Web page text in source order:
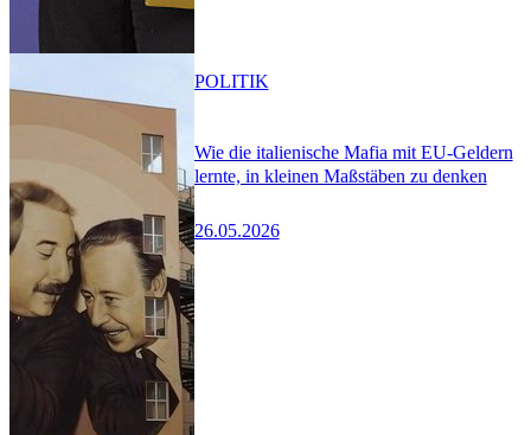
Wie die italienische Mafia mit EU-Geldern
lernte, in kleinen Maßstäben zu denken
26.05.2026
POLITIK